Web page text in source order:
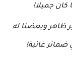
جميلا!
ظاهر وبعضنا له
غائبة!